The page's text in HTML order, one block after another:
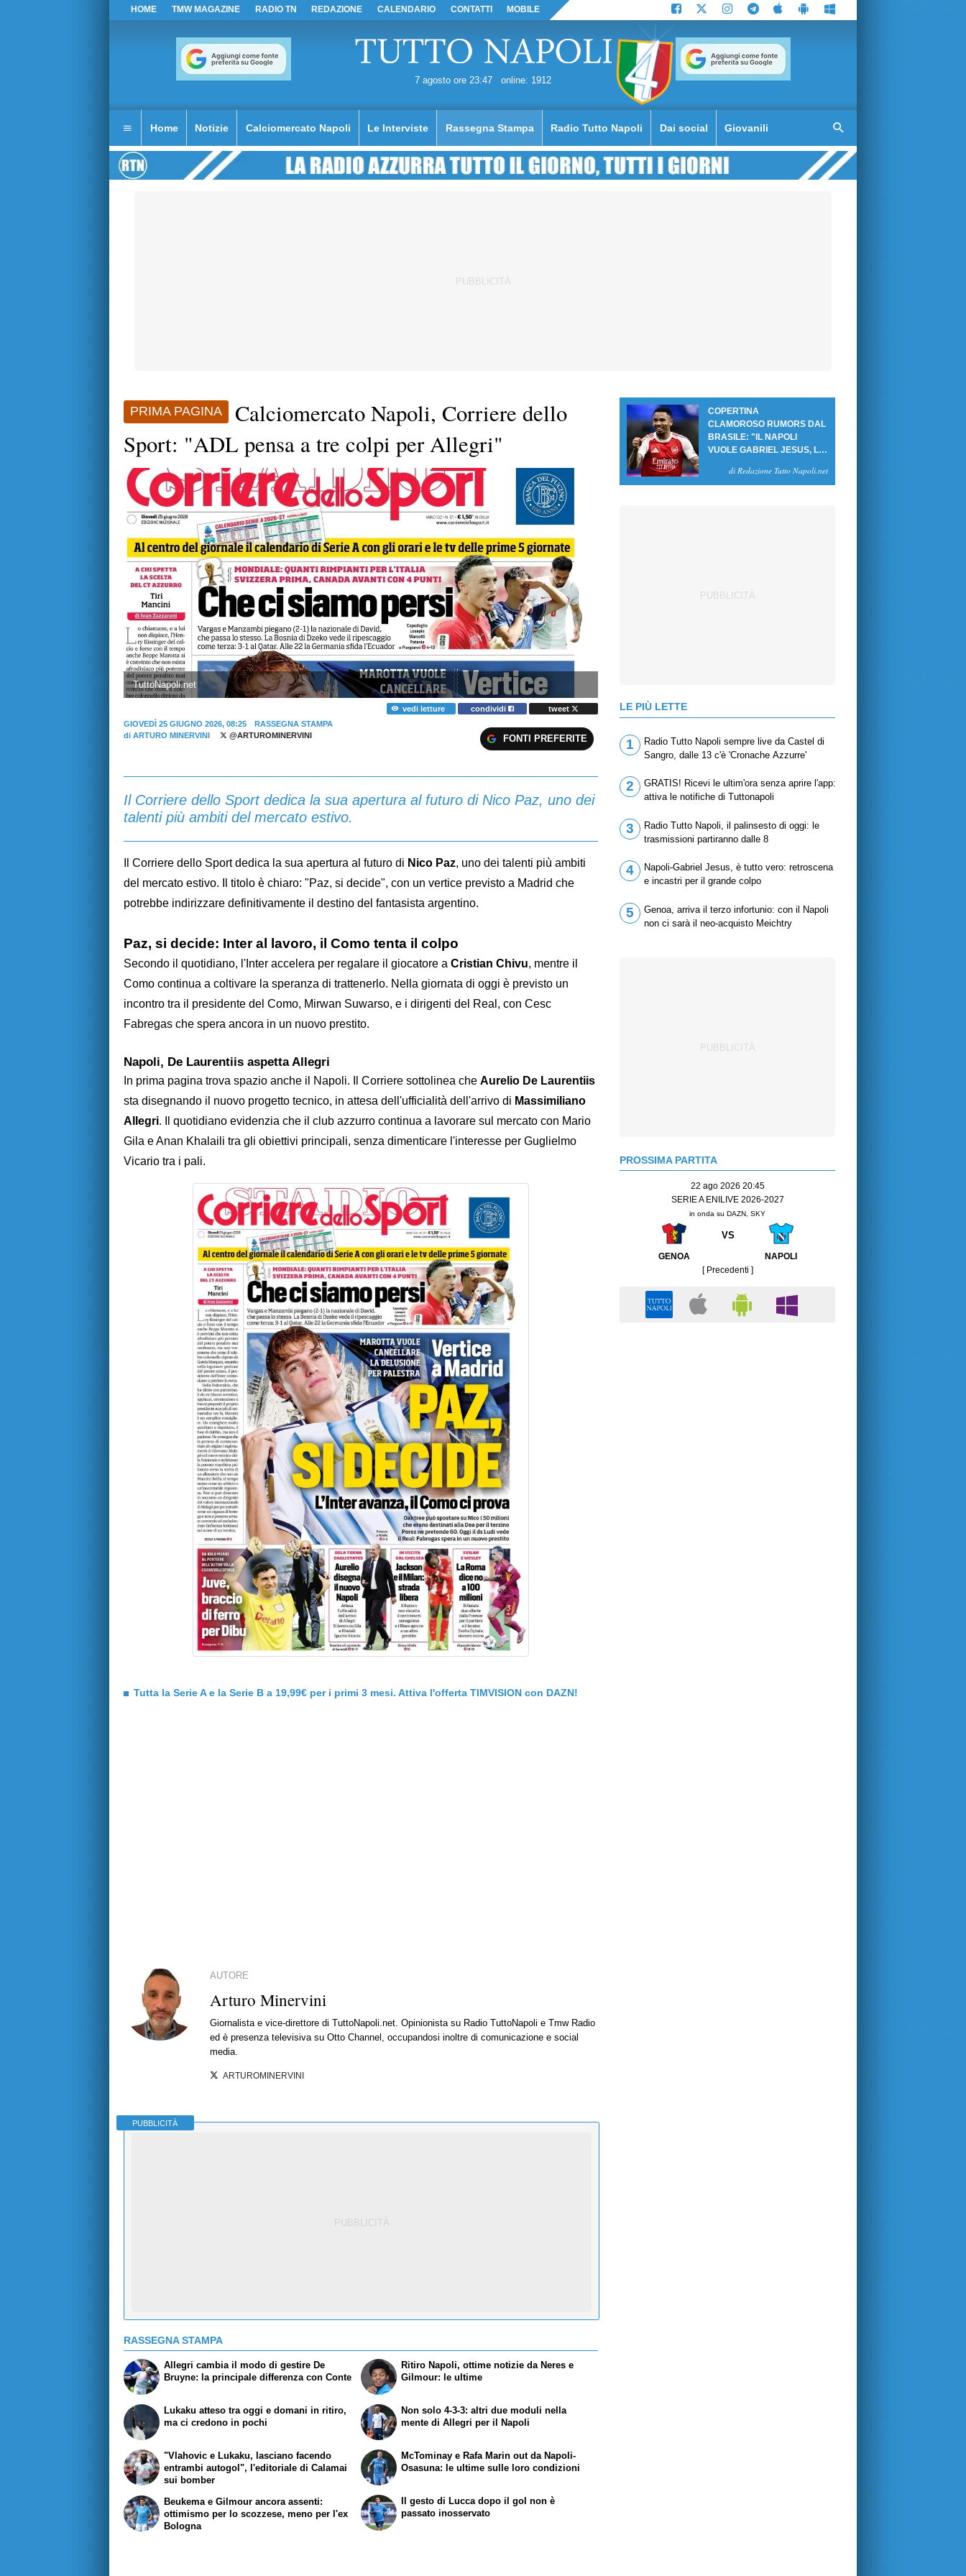
HOME TMW MAGAZINE RADIO TN REDAZIONE CALENDARIO CONTATTI MOBILE
7 agosto ore 23:47 online: 1912
Home Notizie Calciomercato Napoli Le Interviste Rassegna Stampa Radio Tutto Napoli Dai social Giovanili
PRIMA PAGINA
Calciomercato Napoli, Corriere dello
Sport: "ADL pensa a tre colpi per Allegri"
TuttoNapoli.net
vedi letture condividi
tweet
GIOVEDÌ 25 GIUGNO 2026, 08:25
RASSEGNA STAMPA
di ARTURO MINERVINI @ARTUROMINERVINI FONTI PREFERITE
Il Corriere dello Sport dedica la sua apertura al futuro di Nico Paz, uno dei
talenti più ambiti del mercato estivo.
Il Corriere dello Sport dedica la sua apertura al futuro di Nico Paz, uno dei talenti più ambiti
del mercato estivo. Il titolo è chiaro: "Paz, si decide", con un vertice previsto a Madrid che
potrebbe indirizzare definitivamente il destino del fantasista argentino.
Paz, si decide: Inter al lavoro, il Como tenta il colpo
Secondo il quotidiano, l'Inter accelera per regalare il giocatore a Cristian Chivu, mentre il
Como continua a coltivare la speranza di trattenerlo. Nella giornata di oggi è previsto un
incontro tra il presidente del Como, Mirwan Suwarso, e i dirigenti del Real, con Cesc
Fabregas che spera ancora in un nuovo prestito.
Napoli, De Laurentiis aspetta Allegri
In prima pagina trova spazio anche il Napoli. Il Corriere sottolinea che Aurelio De Laurentiis
sta disegnando il nuovo progetto tecnico, in attesa dell'ufficialità dell'arrivo di Massimiliano
Allegri. Il quotidiano evidenzia che il club azzurro continua a lavorare sul mercato con Mario
Gila e Anan Khalaili tra gli obiettivi principali, senza dimenticare l'interesse per Guglielmo
Vicario tra i pali.
Tutta la Serie A e la Serie B a 19,99€ per i primi 3 mesi. Attiva l'offerta TIMVISION con DAZN!
AUTORE
Arturo Minervini
Giornalista e vice-direttore di TuttoNapoli.net. Opinionista su Radio TuttoNapoli e Tmw Radio
ed è presenza televisiva su Otto Channel, occupandosi inoltre di comunicazione e social
media.
ARTUROMINERVINI
PUBBLICITÀ
RASSEGNA STAMPA
Allegri cambia il modo di gestire De
Bruyne: la principale differenza con Conte
Lukaku atteso tra oggi e domani in ritiro,
ma ci credono in pochi
Ritiro Napoli, ottime notizie da Neres e
Gilmour: le ultime
Non solo 4-3-3: altri due moduli nella
mente di Allegri per il Napoli
"Vlahovic e Lukaku, lasciano facendo
entrambi autogol", l'editoriale di Calamai
sui bomber
Beukema e Gilmour ancora assenti:
ottimismo per lo scozzese, meno per l'ex
Bologna
McTominay e Rafa Marin out da Napoli-
Osasuna: le ultime sulle loro condizioni
Il gesto di Lucca dopo il gol non è
passato inosservato
COPERTINA
CLAMOROSO RUMORS DAL
BRASILE: "IL NAPOLI
VUOLE GABRIEL JESUS, LE
di Redazione Tutto Napoli.net
LE PIÙ LETTE
1
Radio Tutto Napoli sempre live da Castel di
Sangro, dalle 13 c'è 'Cronache Azzurre'
2
GRATIS! Ricevi le ultim'ora senza aprire l'app:
attiva le notifiche di Tuttonapoli
3
Radio Tutto Napoli, il palinsesto di oggi: le
trasmissioni partiranno dalle 8
4
Napoli-Gabriel Jesus, è tutto vero: retroscena
e incastri per il grande colpo
5
Genoa, arriva il terzo infortunio: con il Napoli
non ci sarà il neo-acquisto Meichtry
PROSSIMA PARTITA
22 ago 2026 20:45
SERIE A ENILIVE 2026-2027
in onda su DAZN, SKY
VS
GENOA
NAPOLI
[ Precedenti ]